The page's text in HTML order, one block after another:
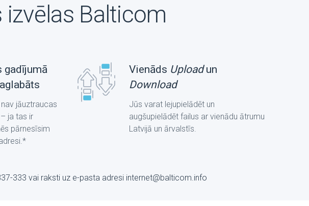
Balticom
gadījumā
jāuztraucas
ja tas ir
pārnesīsim
Vienāds Uploadun
Download
Jūs varat lejupielādēt un
augšupielādēt failus ar vienādu ātrumu
Latvijā un ārvalstīs.
333 vai raksti uz е-pasta adresi internet@balticom.info